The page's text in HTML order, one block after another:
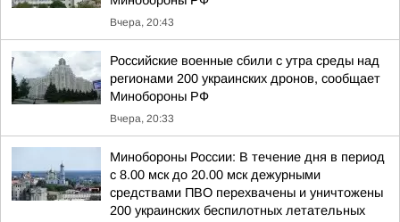
Вчера, 20:43
Российские военные сбили с утра среды над
регионами 200 украинских дронов, сообщает
Минобороны РФ
Вчера, 20:33
Минобороны России: В течение дня в период
с 8.00 мск до 20.00 мск дежурными
средствами ПВО перехвачены и уничтожены
200 украинских беспилотных летательных